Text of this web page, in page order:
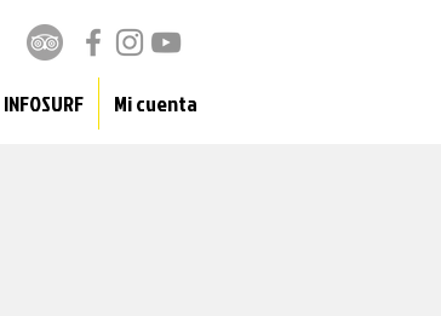
INFOSURF Mi cuenta